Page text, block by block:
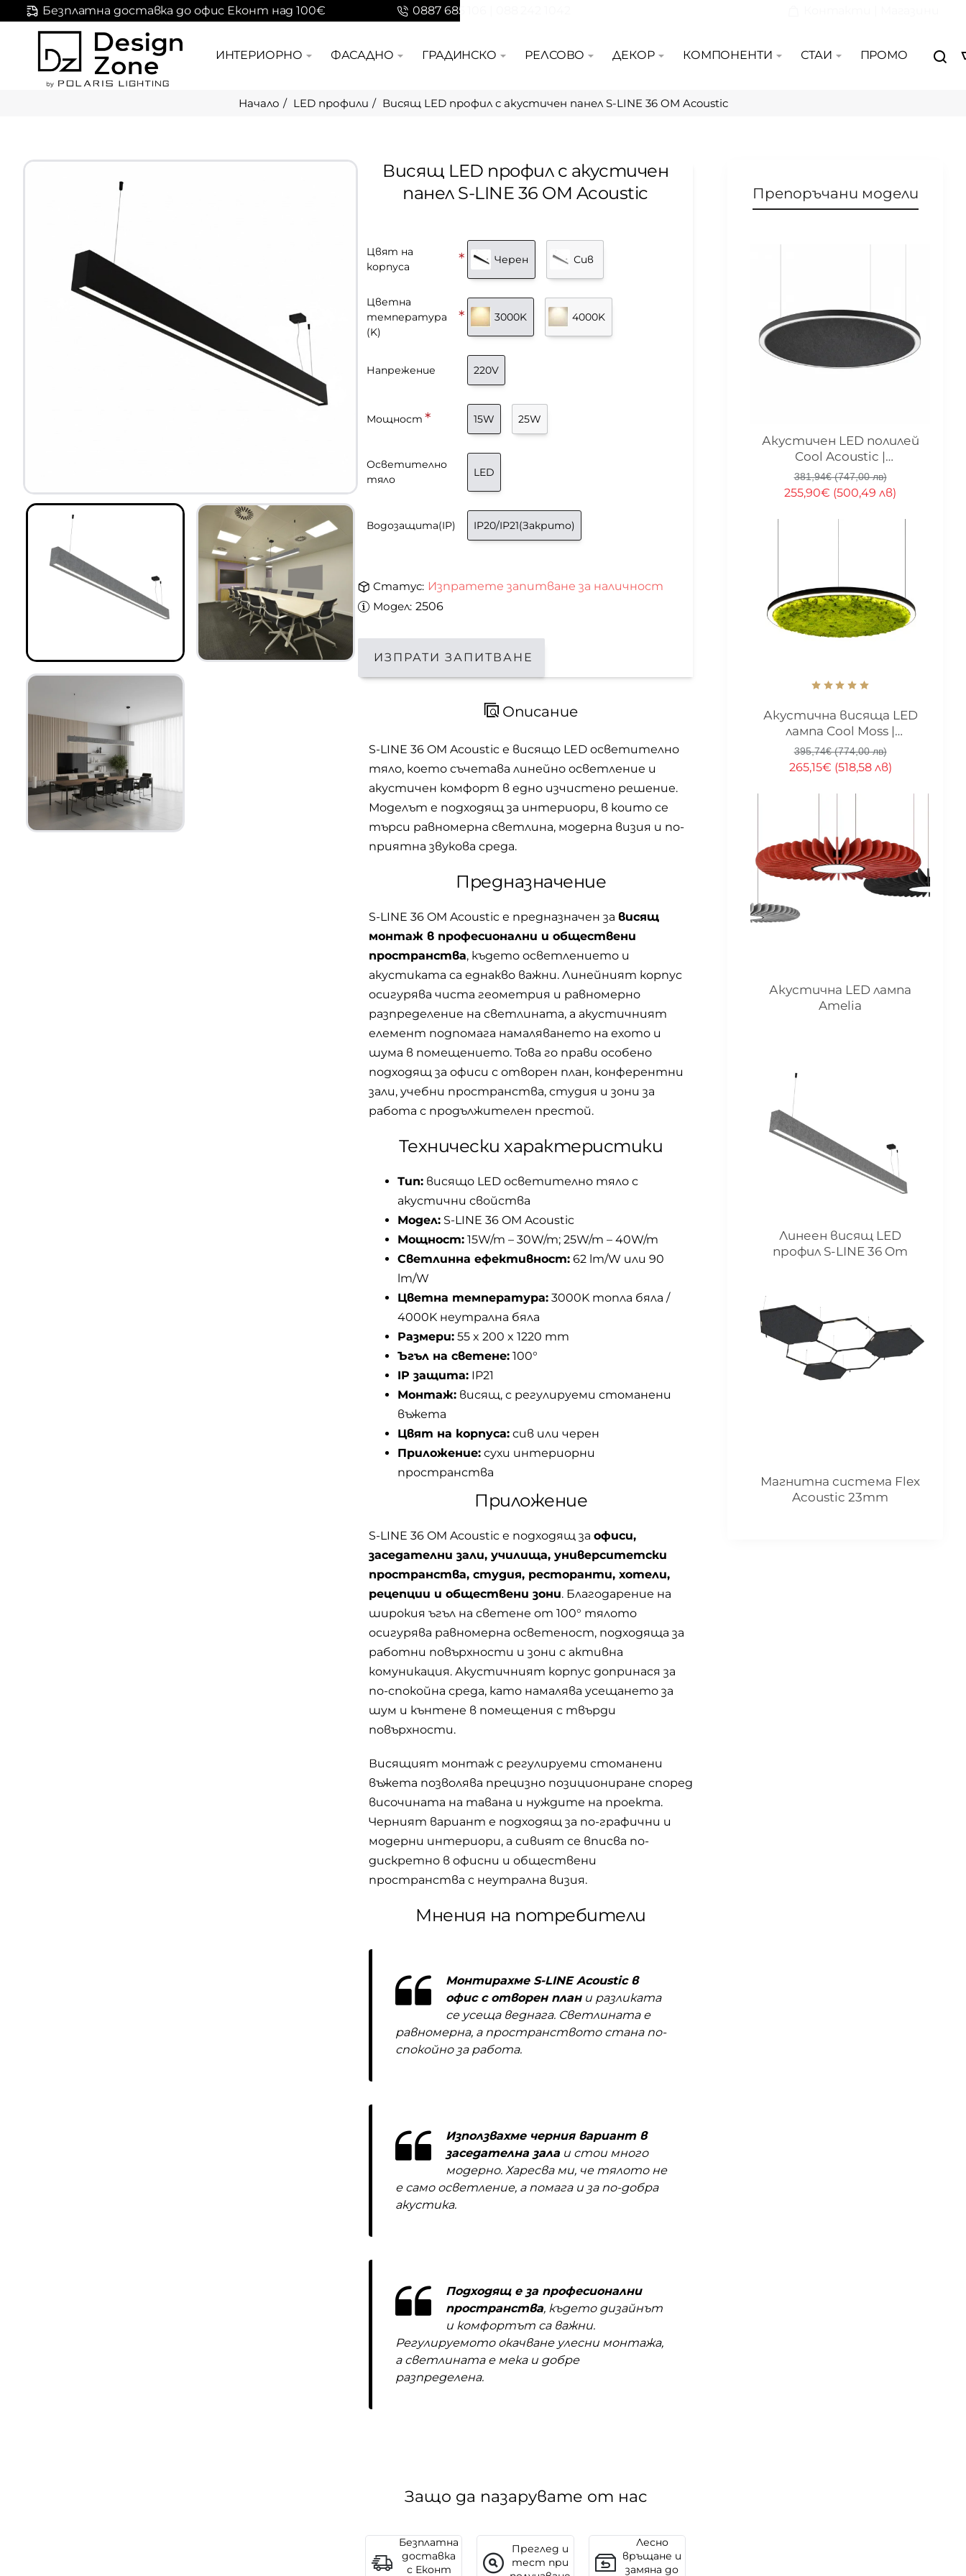
Безплатна доставка до офис Еконт над 100€ 0887 685 106 | 088 242 1042
ИНТЕРИОРНО ФАСАДНО ГРАДИНСКО РЕЛСОВО ДЕКОР КОМПОНЕНТИ СТАИ ПРОМО
LED профили Висящ LED профил с акустичен панел S-LINE 36 OM Acoustic
Изработка 20 дни
Висящ LED профил с акустичен
панел S-LINE 36 OM Acoustic
Статус: Изпратете запитване за наличност
Модел: 2506
Цвят на
корпуса
Черен Сив
Цветна
температура
(K)
3000K 4000K
Напрежение 220V
Мощност 15W 25W
Осветително
тяло
LED
Водозащита(IP) IP20/IP21(Закрито)
ИЗПРАТИ ЗАПИТВАНЕ
Описание
S-LINE 36 OM Acoustic е висящо LED осветително
тяло, което съчетава линейно осветление и
акустичен комфорт в едно изчистено решение.
Моделът е подходящ за интериори, в които се
търси равномерна светлина, модерна визия и по-
приятна звукова среда.
Предназначение
S-LINE 36 OM Acoustic е предназначен за висящ
монтаж в професионални и обществени
пространства, където осветлението и
акустиката са еднакво важни. Линейният корпус
осигурява чиста геометрия и равномерно
разпределение на светлината, а акустичният
елемент подпомага намаляването на ехото и
шума в помещението. Това го прави особено
подходящ за офиси с отворен план, конферентни
зали, учебни пространства, студия и зони за
работа с продължителен престой.
Технически характеристики
Тип: висящо LED осветително тяло с
акустични свойства
Модел: S-LINE 36 OM Acoustic
Мощност: 15W/m – 30W/m; 25W/m – 40W/m
Светлинна ефективност: 62 lm/W или 90
lm/W
Цветна температура: 3000K топла бяла /
4000K неутрална бяла
Размери: 55 x 200 x 1220 mm
Ъгъл на светене: 100°
IP защита: IP21
Монтаж: висящ, с регулируеми стоманени
въжета
Цвят на корпуса: сив или черен
Приложение: сухи интериорни
пространства
Приложение
S-LINE 36 OM Acoustic е подходящ за офиси,
заседателни зали, училища, университетски
пространства, студия, ресторанти, хотели,
рецепции и обществени зони. Благодарение на
широкия ъгъл на светене от 100° тялото
осигурява равномерна осветеност, подходяща за
работни повърхности и зони с активна
комуникация. Акустичният корпус допринася за
по-спокойна среда, като намалява усещането за
шум и кънтене в помещения с твърди
повърхности.
Висящият монтаж с регулируеми стоманени
въжета позволява прецизно позициониране според
височината на тавана и нуждите на проекта.
Черният вариант е подходящ за по-графични и
модерни интериори, а сивият се вписва по-
дискретно в офисни и обществени
пространства с неутрална визия.
Мнения на потребители
Монтирахме S-LINE Acoustic в
офис с отворен плани разликата
се усеща веднага. Светлината е
равномерна, а пространството стана по-
спокойно за работа.
Използвахме черния вариант в
заседателна зала и стои много
модерно. Харесва ми, че тялото не
е само осветление, а помага и за по-добра
акустика.
Подходящ е за професионални
пространства, където дизайнът
и комфортът са важни.
Регулируемото окачване улесни монтажа,
а светлината е мека и добре
разпределена.
Защо да пазарувате от нас
Безплатна
доставка
с Еконт
Преглед и
тест при
Лесно
връщане и
замяна до
Препоръчани модели
Изработка 20 дни -33%
Акустичен LED полилей
Cool Acoustic |
Звукопоглъщащ панел | 4
размера
255,90€ (500,49 лв)
381,94€ (747,00 лв)
Изработка 20 дни -33%
Акустична висяща LED
лампа Cool Moss |
Скандинавски мъх | 6
цвята
265,15€ (518,58 лв)
395,74€ (774,00 лв)
Акустична LED лампа
Amelia
Линеен висящ LED
профил S-LINE 36 Om
Магнитна система Flex
Acoustic 23mm